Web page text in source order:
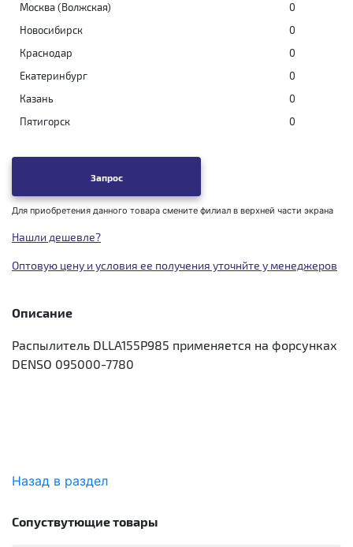
Москва (Волжская)
0
Новосибирск
0
Краснодар
0
Екатеринбург
0
Казань
0
Пятигорск
0
Запрос
Для приобретения данного товара смените филиал в верхней части экрана
Нашли дешевле?
Оптовую цену и условия ее получения уточнйте у менеджеров
Описание
Распылитель DLLA155P985 применяется на форсунках
DENSO 095000-7780
Назад в раздел
Сопуствутющие товары